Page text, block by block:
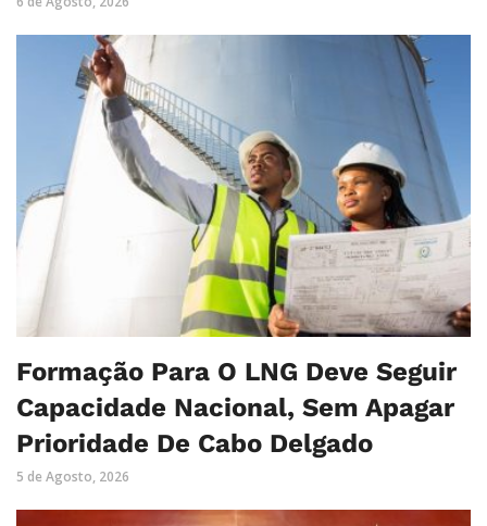
Formação Para O LNG Deve Seguir
Capacidade Nacional, Sem Apagar
Prioridade De Cabo Delgado
5 de Agosto, 2026